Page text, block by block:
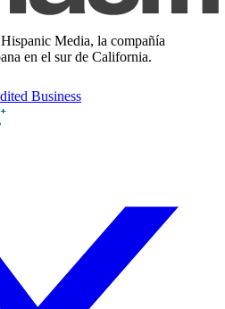
Media, la compañía
en el sur de California.
Business